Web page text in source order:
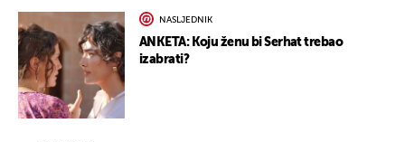
NASLJEDNIK
ANKETA: Koju ženu bi Serhat trebao
izabrati?